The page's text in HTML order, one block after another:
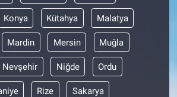
Konya Kütahya Malatya
Mardin Mersin Muğla
Nevşehir Niğde Ordu
Rize Sakarya